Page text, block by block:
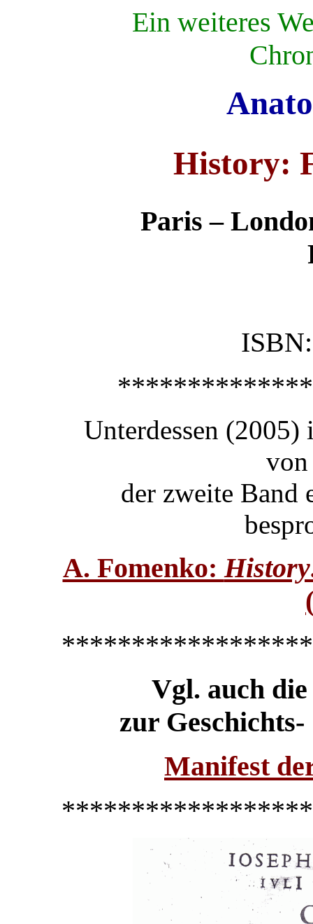
Ein weiteres
History:
Paris –
Unterdessen (2005)
der zweite Band
A. Fomenko:
Vgl. auch
zur
Manifest